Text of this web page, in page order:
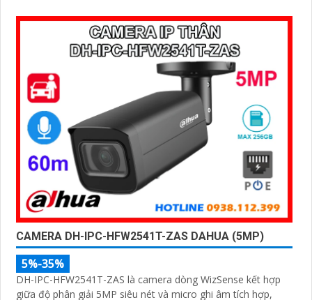
CAMERA DH-IPC-HFW2541T-ZAS DAHUA (5MP)
5%-35%
DH-IPC-HFW2541T-ZAS là camera dòng WizSense kết hợp
giữa độ phân giải 5MP siêu nét và micro ghi âm tích hợp,